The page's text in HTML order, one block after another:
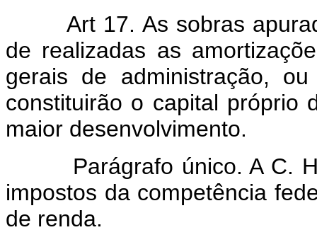
Art 17. As sobras
de realizadas as
gerais de administração,
constituirão o capital próprio
maior desenvolvimento.
Parágrafo único. A C. H.
impostos da competência
de renda.